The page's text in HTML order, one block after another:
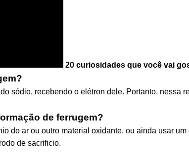
20 curiosidades que você vai
sódio, recebendo o elétron dele. Portanto, nessa
de ferrugem?
do ar ou outro material oxidante. ou ainda usar
de sacrificio.